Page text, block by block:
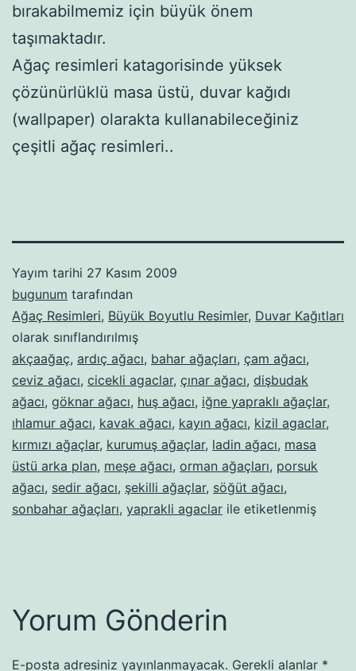
bırakabilmemiz için büyük önem
taşımaktadır.
Ağaç resimleri katagorisinde yüksek
çözünürlüklü masa üstü, duvar kağıdı
(wallpaper) olarakta kullanabileceğiniz
çeşitli ağaç resimleri..
Yayım tarihi 27 Kasım 2009
bugunum tarafından
Ağaç Resimleri, Büyük Boyutlu Resimler, Duvar Kağıtları
olarak sınıflandırılmış
akçaağaç, ardıç ağacı, bahar ağaçları, çam ağacı,
ceviz ağacı, cicekli agaclar, çınar ağacı, dişbudak
ağacı, göknar ağacı, huş ağacı, iğne yapraklı ağaçlar,
ıhlamur ağacı, kavak ağacı, kayın ağacı, kizil agaclar,
kırmızı ağaçlar, kurumuş ağaçlar, ladin ağacı, masa
üstü arka plan, meşe ağacı, orman ağaçları, porsuk
ağacı, sedir ağacı, şekilli ağaçlar, söğüt ağacı,
sonbahar ağaçları, yaprakli agaclar ile etiketlenmiş
Yorum Gönderin
E-posta adresiniz yayınlanmayacak. Gerekli alanlar *